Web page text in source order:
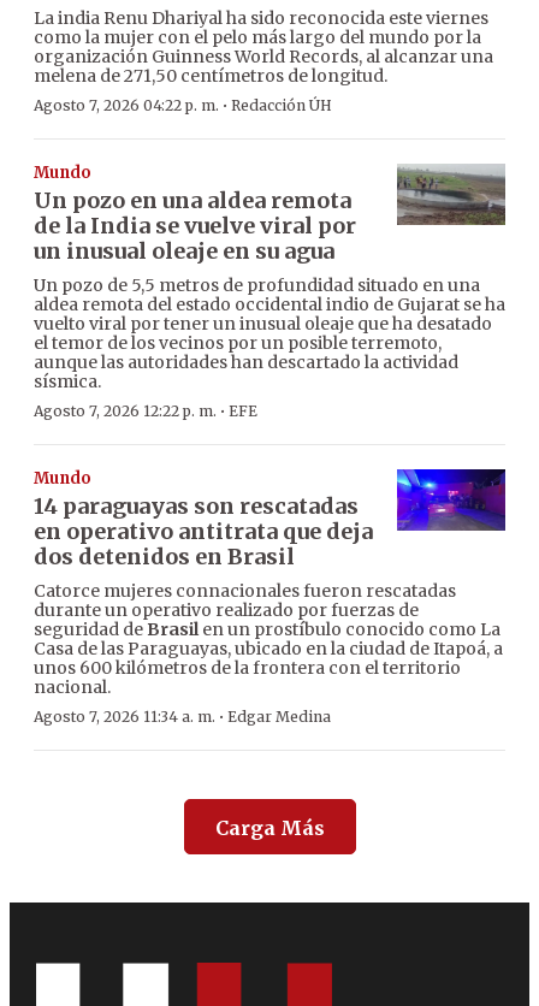
La india Renu Dhariyal ha sido reconocida este viernes
como la mujer con el pelo más largo del mundo por la
organización Guinness World Records, al alcanzar una
melena de 271,50 centímetros de longitud.
Agosto 7, 2026 04:22 p. m. · Redacción ÚH
Mundo
Un pozo en una aldea remota
de la India se vuelve viral por
un inusual oleaje en su agua
Un pozo de 5,5 metros de profundidad situado en una
aldea remota del estado occidental indio de Gujarat se ha
vuelto viral por tener un inusual oleaje que ha desatado
el temor de los vecinos por un posible terremoto,
aunque las autoridades han descartado la actividad
sísmica.
Agosto 7, 2026 12:22 p. m. · EFE
Mundo
14 paraguayas son rescatadas
en operativo antitrata que deja
dos detenidos en Brasil
Catorce mujeres connacionales fueron rescatadas
durante un operativo realizado por fuerzas de
seguridad de Brasilen un prostíbulo conocido como La
Casa de las Paraguayas, ubicado en la ciudad de Itapoá, a
unos 600 kilómetros de la frontera con el territorio
nacional.
Agosto 7, 2026 11:34 a. m. · Edgar Medina
Carga Más